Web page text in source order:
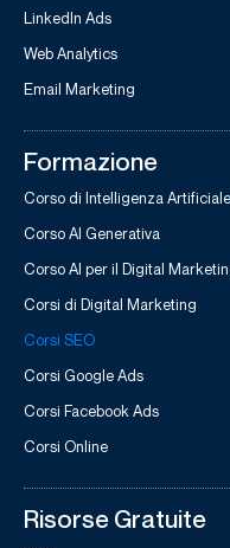
LinkedIn Ads
Web Analytics
Email Marketing
Formazione
Corso di Intelligenza Artificiale
Corso AI Generativa
Corso AI per il Digital
Corsi di Digital Marketing
Corsi SEO
Corsi Google Ads
Corsi Facebook Ads
Corsi Online
Risorse Gratuite